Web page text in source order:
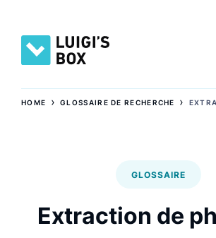
HOME ›GLOSSAIRE DE RECHERCHE ›
GLOSSAIRE
Extraction de